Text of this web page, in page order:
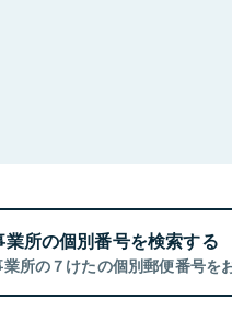
業所の個別番号を検索する
所の７けたの個別郵便番号を